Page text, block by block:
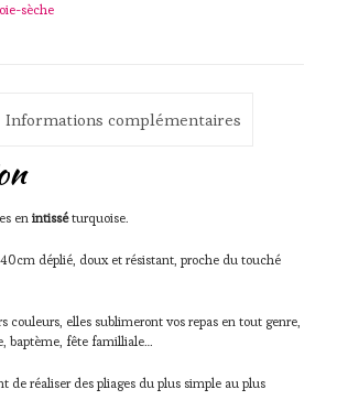
sèche
Informations complémentaires
en intisséturquoise.
déplié, doux et résistant, proche du touché
couleurs, elles sublimeront vos repas en tout genre,
baptème, fête familliale…
de réaliser des pliages du plus simple au plus